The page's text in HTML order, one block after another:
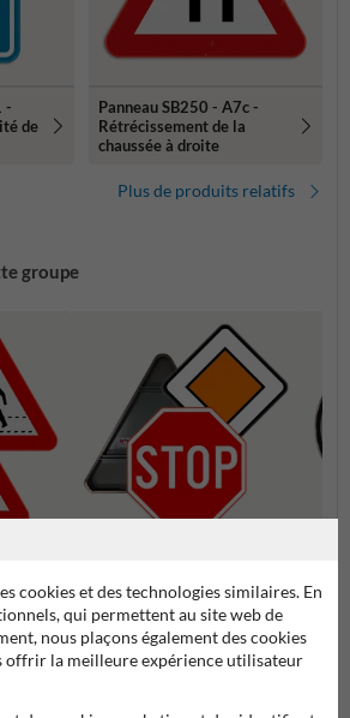
-
de
Panneau SB250 - A7c -
Rétrécissement de la
chaussée à droite
Plus de produits relatifs
groupe
de signalisation SB250 officiels
cookies et des technologies similaires. En
qui permettent au site web de
nous plaçons également des cookies
offrir la meilleure expérience utilisateur